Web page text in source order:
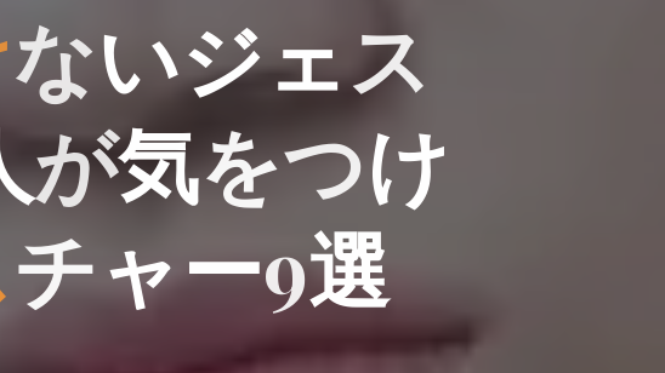
ないジェェ
ス
が気をつけ
チャー9選選